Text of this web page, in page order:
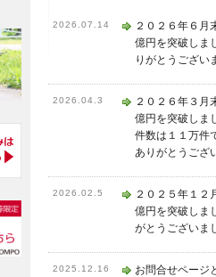
2026.07.14
２０２６年６月
億円を突破しま
りがとうござい
2026.04.3
２０２６年３月
億円を突破しま
件数は１１万件
ありがとうござ
2026.02.5
２０２５年１２
億円を突破しま
がとうございま
2025.12.16
お問合せページ